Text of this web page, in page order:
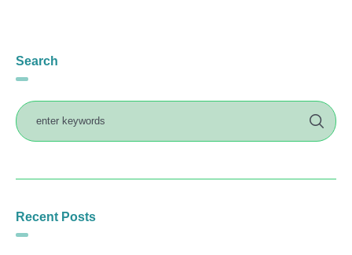
Search
Recent Posts